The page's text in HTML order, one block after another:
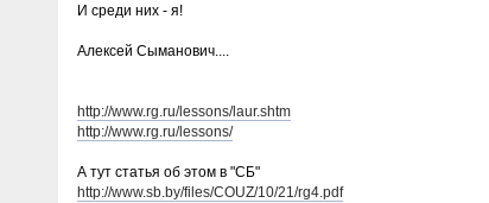
И среди них - я!
Алексей Сыманович....
http://www.rg.ru/lessons/laur.shtm
http://www.rg.ru/lessons/
А тут статья об этом в "СБ"
http://www.sb.by/files/COUZ/10/21/rg4.pdf